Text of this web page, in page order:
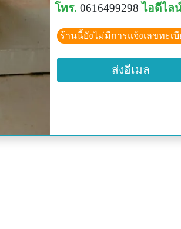
เล็กน้อย ยอดอ่อนมีขนสีเ
ขาวหรือเหลืองอ่อน มีกลี
น้ำหวาน 1 ต่อม ผลขนาด
ช่วยให้ปลิวตามลมได้ดี
พบทั่วไปตามบริเวณธาร
โทร. 0616499298 ไอดีไล
ร้านนี้ยังไม่มีการแจ้งเลขทะเ
ส่งอีเมล